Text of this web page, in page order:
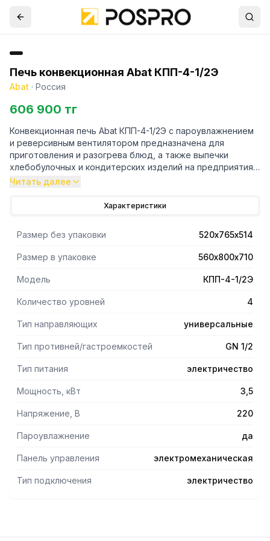
Печь конвекционная Abat КПП-4-1/2Э
Abat · Россия
606 900 тг
Конвекционная печь Abat КПП-4-1/2Э с пароувлажнением
и реверсивным вентилятором предназначена для
приготовления и разогрева блюд, а также выпечки
хлебобулочных и кондитерских изделий на предприятиях
общественного питания.
- Термообработка продуктов осуществляется за счет
-Корпус и рабочая камера изделия изготовлены из
черного металла, покрытоговысококачественной эмалью.
- Скругленные углырабочей камеры обеспечивают ее
легкое обслуживание.
- Электромеханическаяпанель управления. 4 уровня.
- Устанавливается на подставку ПК-8-02 (Abat) или
-Подходящий расстоечный шкафШРТ-8-02, ШРТ-8-02Э,
-Противни 460х330 или G ½ поставляются по отдельному
заказу.
Читать далее
Характеристики
Размер без упаковки 520х765х514
Размер в упаковке 560х800х710
Модель КПП-4-1/2Э
Количество уровней 4
Тип направляющих универсальные
Тип противней/гастроемкостей GN 1/2
Тип питания электричество
Мощность, кВт 3,5
Напряжение, В 220
Пароувлажнение да
Панель управления электромеханическая
Тип подключения электричество